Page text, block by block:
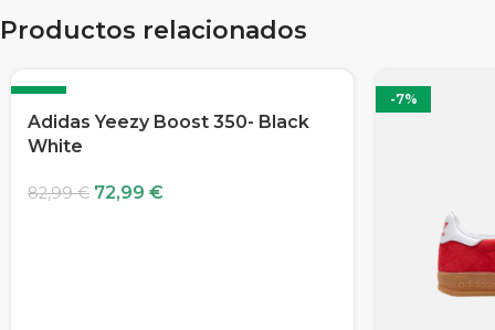
Productos relacionados
-12%
Adidas Yeezy Boost 350- Black
White
82,99€ 72,99 €
-7%